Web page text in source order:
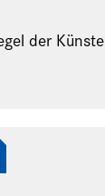
der Künste